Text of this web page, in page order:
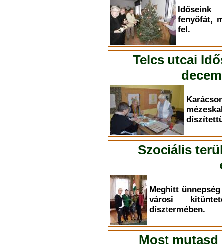
fenyőfát,
fel.
Telcs utcai
Szociális
Meghitt
városi
dísztermében.
Most mutasd